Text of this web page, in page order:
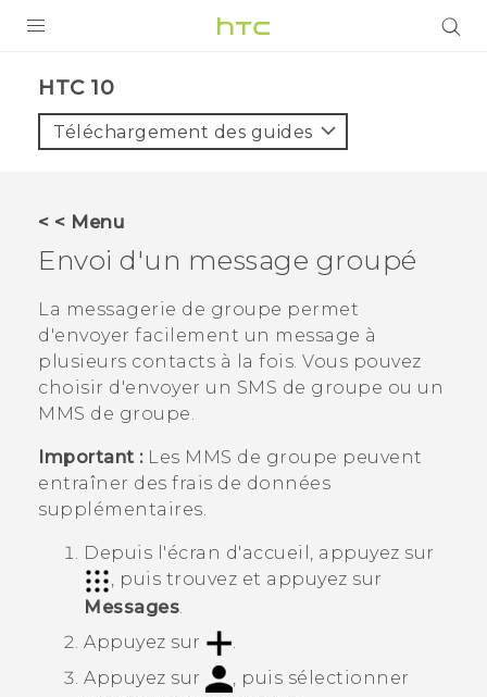
VIVE
ASSISTANCE
Appareils HTC & Accessoires
Connexion
HTC 10‎
Téléchargement des guides
< < Menu
Envoi d'un message groupé
La messagerie de groupe permet
d'envoyer facilement un message à
plusieurs contacts à la fois. Vous pouvez
choisir d'envoyer un SMS de groupe ou un
MMS de groupe.
Important :Les MMS de groupe peuvent
entraîner des frais de données
supplémentaires.
Depuis l'écran d'accueil , appuyez sur
, puis trouvez et appuyez sur
Messages
Appuyez sur
Appuyez sur
, puis sélectionner